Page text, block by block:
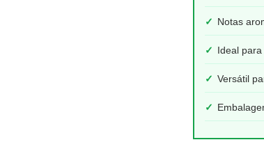
✓ Notas
✓ Ideal
✓ Versátil
✓